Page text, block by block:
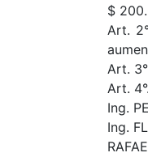
$
Art.
Art.
Art.
Ing.
Ing.